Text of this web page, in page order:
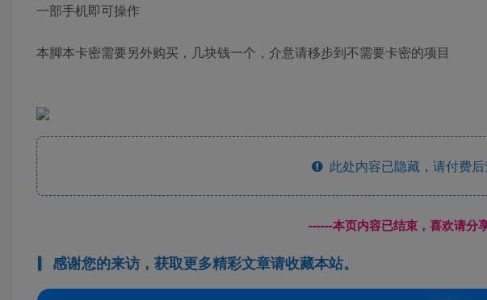
一部手机即可操作
本脚本卡密需要另外购买，几块钱一个，介意请移步到不需要卡密的项目
此处内容已隐藏，请付费
------本页内容已结束，喜欢请分
感谢您的来访，获取更多精彩文章请收藏本站。